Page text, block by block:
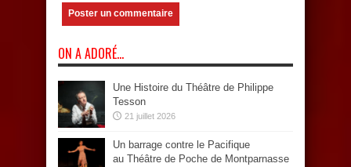
ON A ADORÉ…
Une Histoire du Théâtre de Philippe
Tesson
21 juillet 2026
Un barrage contre le Pacifique
au Théâtre de Poche de Montparnasse